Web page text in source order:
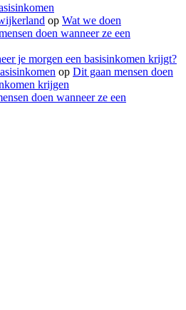
op Wat we doen
doen wanneer ze een
je morgen een basisinkomen krijgt?
op Dit gaan mensen doen
krijgen
doen wanneer ze een